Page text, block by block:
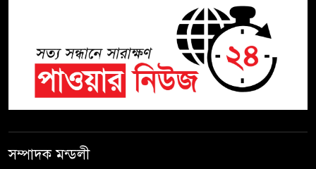
ছেলের ঝুলন্ত মরদেহ উদ্ধার
শতাব্দী রায়ের বাড়িতে বিদ্রোহীদের
বৈঠক, পশ্চিমবঙ্গে তৃনমূলে ভাঙনের
ইঙ্গিত !
৭
সম্পাদক মন্ডলী